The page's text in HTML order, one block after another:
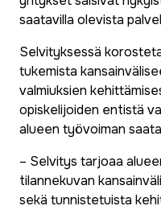
saatavilla olevista
Selvityksessä
tukemista
valmiuksien
opiskelijoiden entistä
alueen työvoiman
– Selvitys tarjoaa
tilannekuvan
sekä tunnistetuista